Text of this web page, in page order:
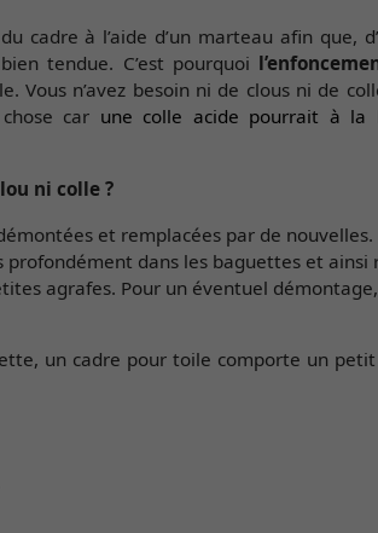
cadre à l’aide d’un marteau afin que,
tendue. C’est pourquoi
n’avez besoin ni de clous ni de
car une colle acide pourrait à la
ni colle ?
et remplacées par de nouvelles.
dans les baguettes et
agrafes. Pour un éventuel
un cadre pour toile comporte un